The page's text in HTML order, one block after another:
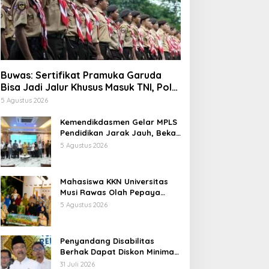
Buwas: Sertifikat Pramuka Garuda
Bisa Jadi Jalur Khusus Masuk TNI, Polri,
dan Perguruan Tinggi
5 Agustus 2026
Kemendikdasmen Gelar MPLS
Pendidikan Jarak Jauh, Bekali
Murid Bangun Kemandirian
5 Agustus 2026
Mahasiswa KKN Universitas
Musi Rawas Olah Pepaya
Menjadi Produk Bernilai Jual
5 Agustus 2026
Penyandang Disabilitas
Berhak Dapat Diskon Minimal
20 Persen untuk Biaya
31 Juli 2026